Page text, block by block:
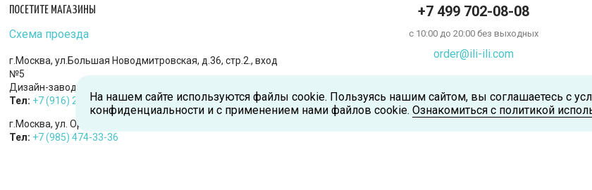
ПОСЕТИТЕ МАГАЗИНЫ
Схема проезда
г.Москва, ул.Большая Новодмитровская, д.36, стр.2., вход
№5
Дизайн-завод «FLACON»
Тел: +7 (916) 215-94-95
г.Москва, ул. Орджоникидзе, д.9, к.1
Тел: +7 (985) 474-33-36
+7 499 702-08-08
с 10:00 до 20:00 без выходных
order@ili-ili.com
На нашем сайте используются файлы cookie. Пользуясь нашим сайтом, вы соглашаетесь с
конфиденциальности и с применением нами файлов cookie. Ознакомиться с политикой